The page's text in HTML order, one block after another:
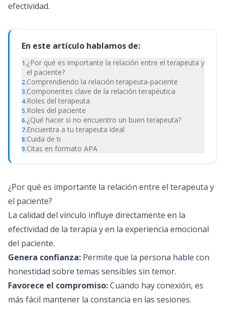
efectividad.
En este artículo hablamos de:
1.¿Por qué es importante la relación entre el terapeuta y
el paciente?
2.Comprendiendo la relación terapeuta-paciente
3.Componentes clave de la relación terapéutica
4.Roles del terapeuta
5.Roles del paciente
6.¿Qué hacer si no encuentro un buen terapeuta?
7.Encuentra a tu terapeuta ideal
8.Cuida de ti
9.Citas en formato APA
¿Por qué es importante la relación entre el terapeuta y
el paciente?
La calidad del vínculo influye directamente en la
efectividad de la terapia y en la experiencia emocional
del paciente.
Genera confianza: Permite que la persona hable con
honestidad sobre temas sensibles sin temor.
Favorece el compromiso:Cuando hay conexión, es
más fácil mantener la constancia en las sesiones.